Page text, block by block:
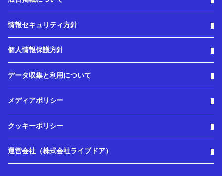
情報セキュリティ方針
個人情報保護方針
データ収集と利用について
メディアポリシー
クッキーポリシー
運営会社（株式会社ライブドア）